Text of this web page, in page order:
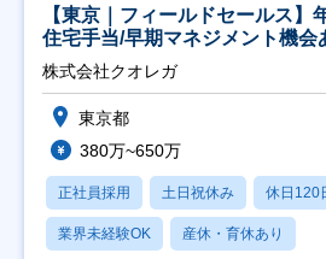
【東京｜フィールドセールス】
住宅手当/早期マネジメント機会
株式会社クオレガ
東京都
380万~650万
正社員採用 土日祝休み 休日120
業界未経験OK 産休・育休あり